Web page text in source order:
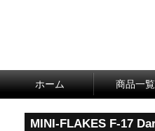
ホーム 商品一覧
MINI-FLAKES F-17